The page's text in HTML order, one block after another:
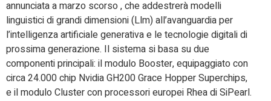
annunciata a marzo scorso , che addestrerà modelli
linguistici di grandi dimensioni (Llm) all’avanguardia per
l’intelligenza artificiale generativa e le tecnologie digitali di
prossima generazione. Il sistema si basa su due
componenti principali: il modulo Booster, equipaggiato con
circa 24.000 chip Nvidia GH200 Grace Hopper Superchips,
e il modulo Cluster con processori europei Rhea di SiPearl.